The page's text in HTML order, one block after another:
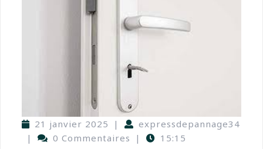
21 janvier 2025 |
expressdepannage34
|
0 Commentaires | 15:15